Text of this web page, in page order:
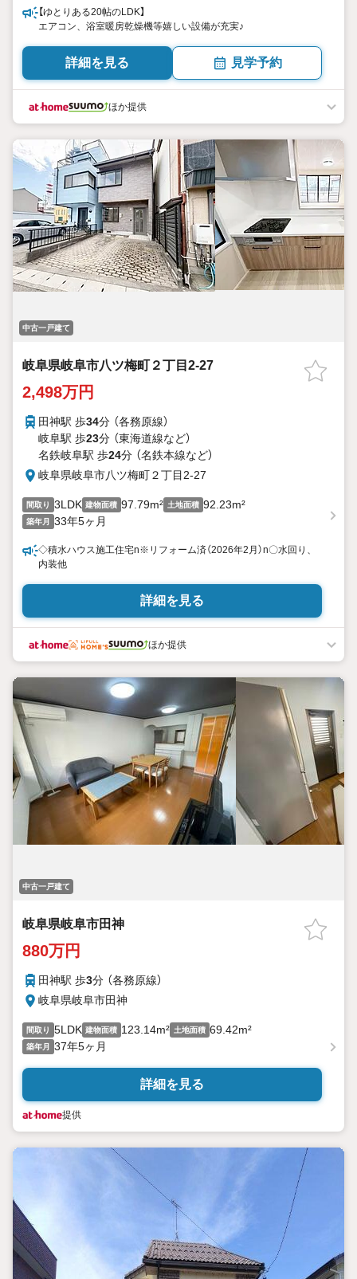
【ゆとりある20帖のLDK】
エアコン、浴室暖房乾燥機等嬉しい設備が充実♪
詳細を見る 見学予約
ほか提供
中古一戸建て
岐阜県岐阜市八ツ梅町２丁目2-27
2,498万円
田神駅 歩34分 （各務原線）
岐阜駅 歩23分 （東海道線など）
名鉄岐阜駅 歩24分 （名鉄本線など）
岐阜県岐阜市八ツ梅町２丁目2-27
間取り 3LDK 建物面積 97.79m² 土地面積 92.23m²
築年月 33年5ヶ月
◇積水ハウス施工住宅n※リフォーム済（2026年2月）n〇水回り、
内装他
詳細を見る
ほか提供
中古一戸建て
岐阜県岐阜市田神
880万円
田神駅 歩3分 （各務原線）
岐阜県岐阜市田神
間取り 5LDK 建物面積 123.14m² 土地面積 69.42m²
築年月 37年5ヶ月
詳細を見る
提供